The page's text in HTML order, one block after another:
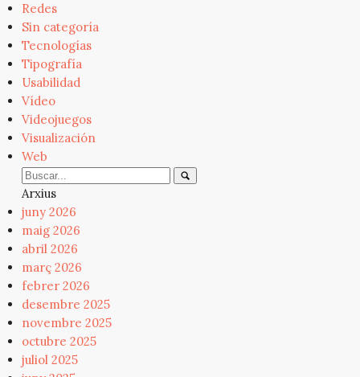
Redes
Sin categoría
Tecnologías
Tipografía
Usabilidad
Vídeo
Videojuegos
Visualización
Web
Arxius
juny 2026
maig 2026
abril 2026
març 2026
febrer 2026
desembre 2025
novembre 2025
octubre 2025
juliol 2025